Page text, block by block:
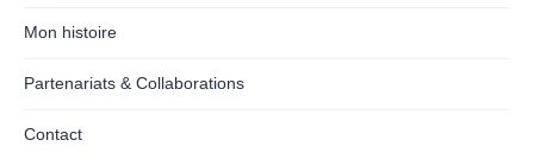
Mon histoire
Partenariats & Collaborations
Contact